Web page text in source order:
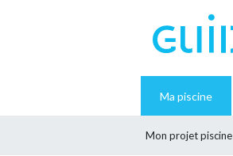
Ma piscine
Mon projet piscine